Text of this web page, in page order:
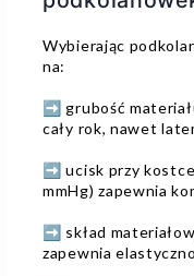
Wybierając
na:
➡️ grubość
cały rok, nawet
➡️ ucisk przy
mmHg) zapewnia
➡️ skład
zapewnia